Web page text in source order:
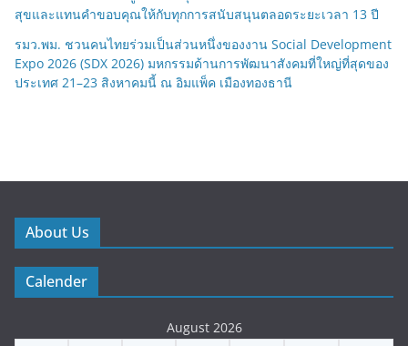
สุขและแทนคำขอบคุณให้กับทุกการสนับสนุนตลอดระยะเวลา 13 ปี
รมว.พม. ชวนคนไทยร่วมเป็นส่วนหนึ่งของงาน Social Development
Expo 2026 (SDX 2026) มหกรรมด้านการพัฒนาสังคมที่ใหญ่ที่สุดของ
ประเทศ 21–23 สิงหาคมนี้ ณ อิมแพ็ค เมืองทองธานี
About Us
Calender
August 2026